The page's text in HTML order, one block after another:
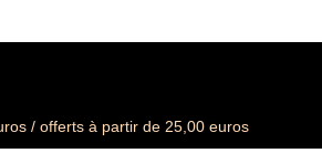
/ offerts à partir de 25,00 euros